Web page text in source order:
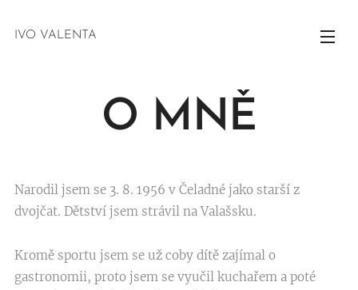
IVO VALENTA
O MNĚ
Narodil jsem se 3. 8. 1956 v Čeladné jako starší z
dvojčat. Dětství jsem strávil na Valašsku.
Kromě sportu jsem se už coby dítě zajímal o
gastronomii, proto jsem se vyučil kuchařem a poté